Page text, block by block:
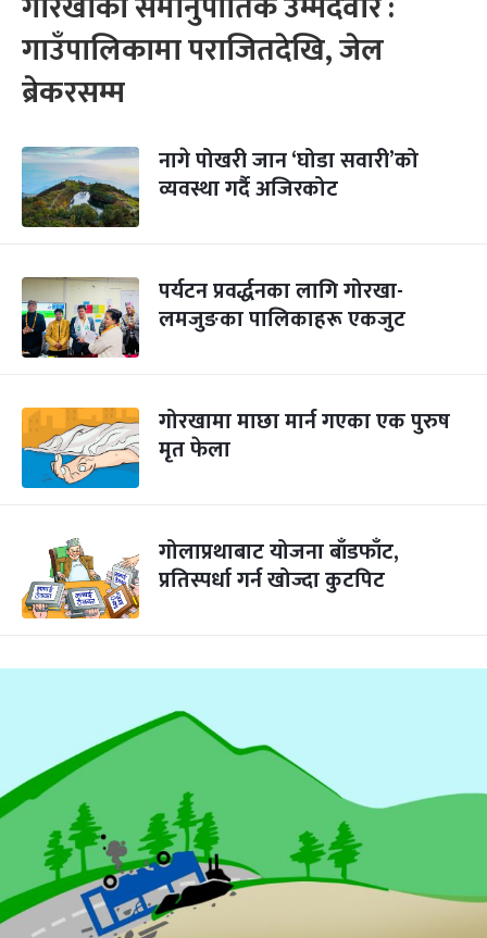
गाउँपालिकामा पराजितदेखि, जेल
ब्रेकरसम्म
नागे पोखरी जान ‘घोडा सवारी’को
व्यवस्था गर्दै अजिरकोट
पर्यटन प्रवर्द्धनका लागि गोरखा-
लमजुङका पालिकाहरू एकजुट
गोरखामा माछा मार्न गएका एक पुरुष
मृत फेला
गोलाप्रथाबाट योजना बाँडफाँट,
प्रतिस्पर्धा गर्न खोज्दा कुटपिट